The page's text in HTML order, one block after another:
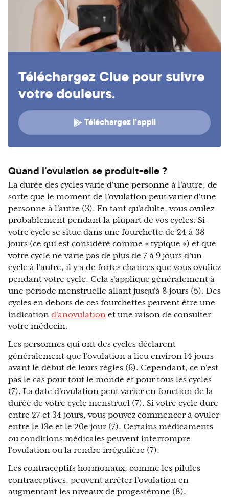
Téléchargez Clue pour suivre
votre douleurs.
Téléchargez l’appli
Quand l'ovulation se produit-elle ?
La durée des cycles varie d'une personne à l'autre, de
sorte que le moment de l'ovulation peut varier d'une
personne à l'autre (3). En tant qu'adulte, vous ovulez
probablement pendant la plupart de vos cycles. Si
votre cycle se situe dans une fourchette de 24 à 38
jours (ce qui est considéré comme « typique ») et que
votre cycle ne varie pas de plus de 7 à 9 jours d'un
cycle à l'autre, il y a de fortes chances que vous ovuliez
pendant votre cycle. Cela s'applique généralement à
une période menstruelle allant jusqu'à 8 jours (5). Des
cycles en dehors de ces fourchettes peuvent être une
indication d'anovulation et une raison de consulter
votre médecin.
Les personnes qui ont des cycles déclarent
généralement que l'ovulation a lieu environ 14 jours
avant le début de leurs règles (6). Cependant, ce n'est
pas le cas pour tout le monde et pour tous les cycles
(7). La date d'ovulation peut varier en fonction de la
durée de votre cycle menstruel (7). Si votre cycle dure
entre 27 et 34 jours, vous pouvez commencer à ovuler
entre le 13e et le 20e jour (7). Certains médicaments
ou conditions médicales peuvent interrompre
l'ovulation ou la rendre irrégulière (7).
Les contraceptifs hormonaux, comme les pilules
contraceptives, peuvent arrêter l'ovulation en
augmentant les niveaux de progestérone (8).